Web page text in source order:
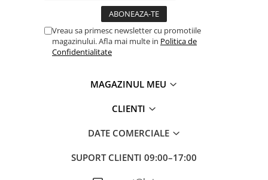
Garderobe
Unelte motorizate
Vreau sa primesc newsletter cu promotiile
magazinului. Afla mai multe in Politica de
Confidentialitate
MAGAZINUL MEU
CLIENTI
DATE COMERCIALE
SUPORT CLIENTI 09:00–17:00